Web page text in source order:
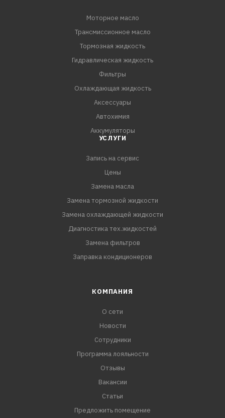
Моторное масло
Трансмиссионное масло
Тормозная жидкость
Гидравлическая жидкость
Фильтры
Охлаждающая жидкость
Аксессуары
Автохимия
Аккумуляторы
УСЛУГИ
Запись на сервис
Цены
Замена масла
Замена тормозной жидкости
Замена охлаждающей жидкости
Диагностика тех.жидкостей
Замена фильтров
Заправка кондиционеров
КОМПАНИЯ
О сети
Новости
Сотрудники
Программа лояльности
Отзывы
Вакансии
Статьи
Предложить помещение